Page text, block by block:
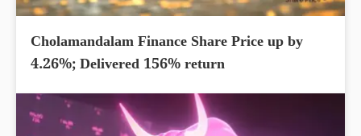
Cholamandalam Finance Share Price up by
4.26%; Delivered 156% return